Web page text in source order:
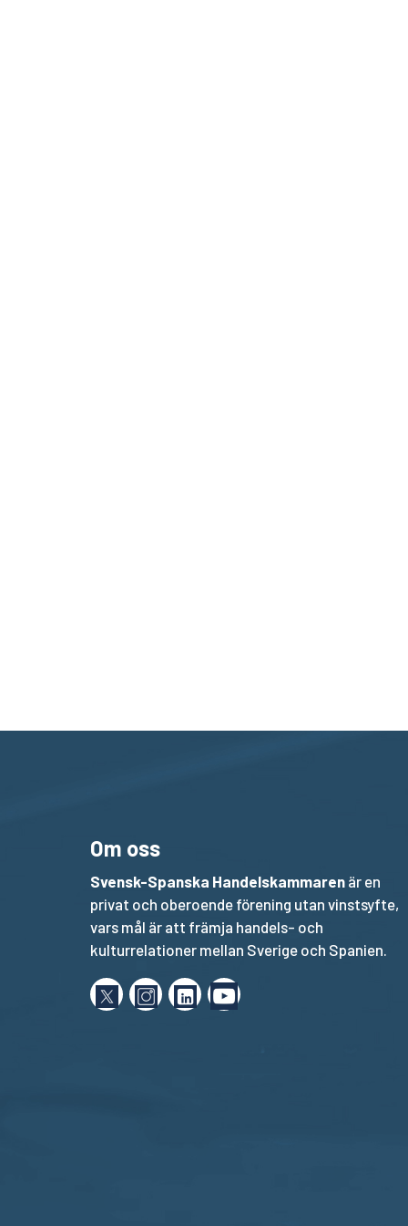
Om oss
Svensk-Spanska Handelskammaren är en
privat och oberoende förening utan vinstsyfte,
vars mål är att främja handels- och
kulturrelationer mellan Sverige och Spanien.